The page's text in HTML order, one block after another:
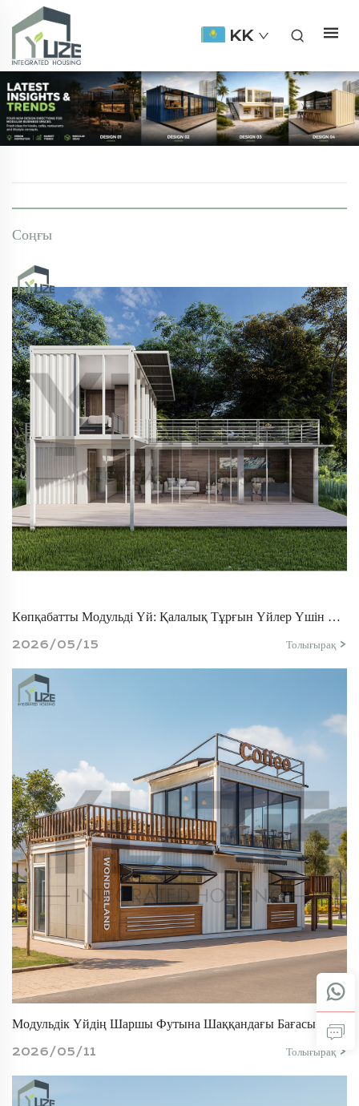
KK
Соңғы
Көпқабатты Модульді Үй: Қалалық Тұрғын Үйлер Үшін Тиімді Шешімдер
2026/05/15 Толығырақ >
Модульдік Үйдің Шаршы Футына Шаққандағы Бағасы: 2026 Жылғы Баға Бойынша Нұсқаулық
2026/05/11 Толығырақ >